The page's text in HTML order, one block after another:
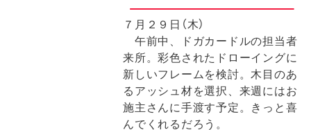
７月２９日（木）
午前中、ドガカードルの担当者
来所。彩色されたドローイングに
新しいフレームを検討。木目のあ
るアッシュ材を選択、来週にはお
施主さんに手渡す予定。きっと喜
んでくれるだろう。